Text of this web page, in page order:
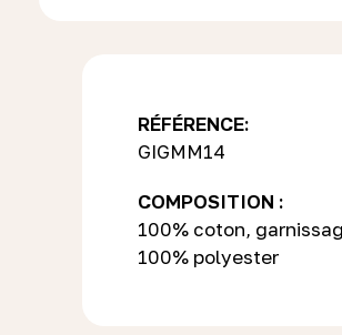
RÉFÉRENCE:
GIGMM14
COMPOSITION :
100% coton,
100% polyester